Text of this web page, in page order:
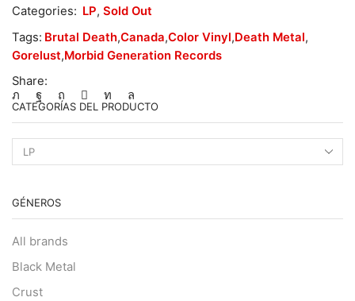
Categories: LP, Sold Out
Tags: Brutal Death,Canada,Color Vinyl,Death Metal,
Gorelust,Morbid Generation Records
Share:
CATEGORÍAS DEL PRODUCTO
GÉNEROS
All brands
Black Metal
Crust